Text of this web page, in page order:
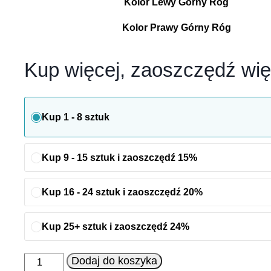
Kolor Lewy Górny Róg
Kolor Prawy Górny Róg
Kup więcej, zaoszczędź
Kup 1 - 8 sztuk
Kup 9 - 15 sztuk i zaoszczędź 15%
Kup 16 - 24 sztuk i zaoszczędź 20%
Kup 25+ sztuk i zaoszczędź 24%
ilość
Dodaj do koszyka